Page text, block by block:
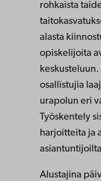
rohkaista
alasta
opiskelijoita
keskusteluun.
osallistujia
urapolun eri
Työskentely
harjoitteita ja
Alustajina